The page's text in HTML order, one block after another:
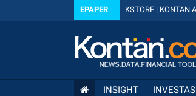
EPAPER KSTORE | KONTAN
INSIGHT